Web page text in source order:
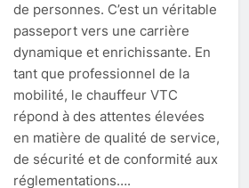
de personnes. C’est un véritable
passeport vers une carrière
dynamique et enrichissante. En
tant que professionnel de la
mobilité, le chauffeur VTC
répond à des attentes élevées
en matière de qualité de service,
de sécurité et de conformité aux
réglementations….